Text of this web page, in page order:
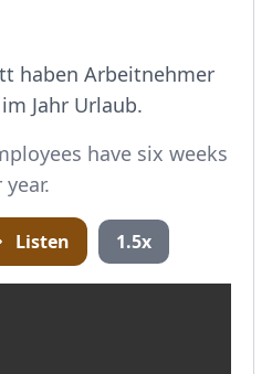
haben Arbeitnehmer
Jahr Urlaub.
have six weeks
Listen 1.5x